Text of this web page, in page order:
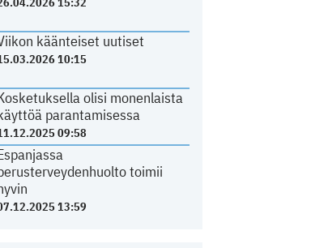
käänteiset uutiset
10:15
olisi monenlaista
parantamisessa
09:58
toimii
13:59